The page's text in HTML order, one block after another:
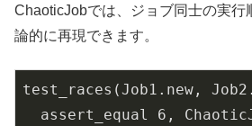
ChaoticJobでは、ジョブ同士の実行
論的に再現できます。
test _races(Job1. new , Job2.
  assert_equal
6 ,